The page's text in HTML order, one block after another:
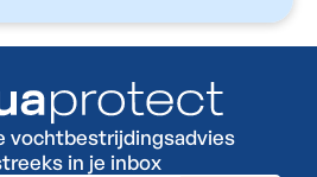
vochtbestrijdingsadvies
in je inbox